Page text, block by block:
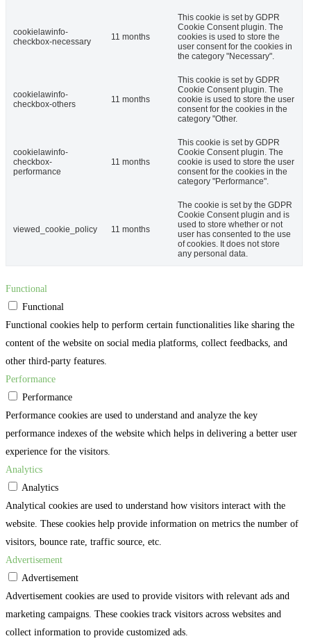
cookielawinfo-
checkbox-necessary
11 months
This cookie is set by GDPR
Cookie Consent plugin. The
cookies is used to store the
user consent for the cookies in
the category "Necessary".
cookielawinfo-
checkbox-others
11 months
This cookie is set by GDPR
Cookie Consent plugin. The
cookie is used to store the user
consent for the cookies in the
category "Other.
cookielawinfo-
checkbox-
performance
11 months
This cookie is set by GDPR
Cookie Consent plugin. The
cookie is used to store the user
consent for the cookies in the
category "Performance".
viewed_cookie_policy 11 months
The cookie is set by the GDPR
Cookie Consent plugin and is
used to store whether or not
user has consented to the use
of cookies. It does not store
any personal data.
Functional
Functional
Functional cookies help to perform certain functionalities like sharing the
content of the website on social media platforms, collect feedbacks, and
other third-party features.
Performance
Performance
Performance cookies are used to understand and analyze the key
performance indexes of the website which helps in delivering a better user
experience for the visitors.
Analytics
Analytics
Analytical cookies are used to understand how visitors interact with the
website. These cookies help provide information on metrics the number of
visitors, bounce rate, traffic source, etc.
Advertisement
Advertisement
Advertisement cookies are used to provide visitors with relevant ads and
marketing campaigns. These cookies track visitors across websites and
collect information to provide customized ads.